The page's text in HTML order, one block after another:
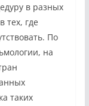
в разных
тех, где
По
на
таких